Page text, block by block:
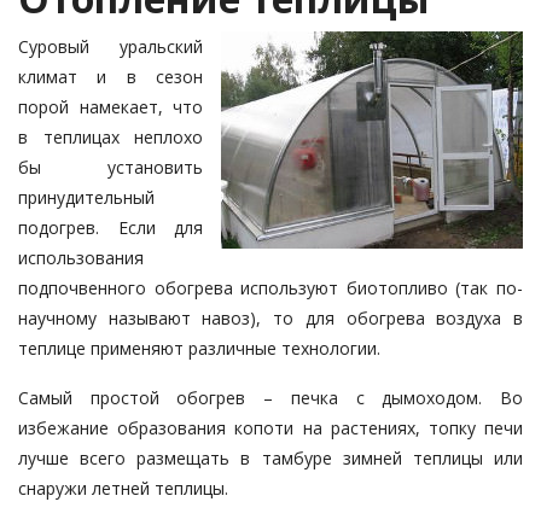
Суровый уральский
климат и в сезон
порой намекает, что
в теплицах неплохо
бы установить
принудительный
подогрев. Если для
использования
подпочвенного обогрева используют биотопливо (так по-
научному называют навоз), то для обогрева воздуха в
теплице применяют различные технологии.
Самый простой обогрев – печка с дымоходом. Во
избежание образования копоти на растениях, топку печи
лучше всего размещать в тамбуре зимней теплицы или
снаружи летней теплицы.